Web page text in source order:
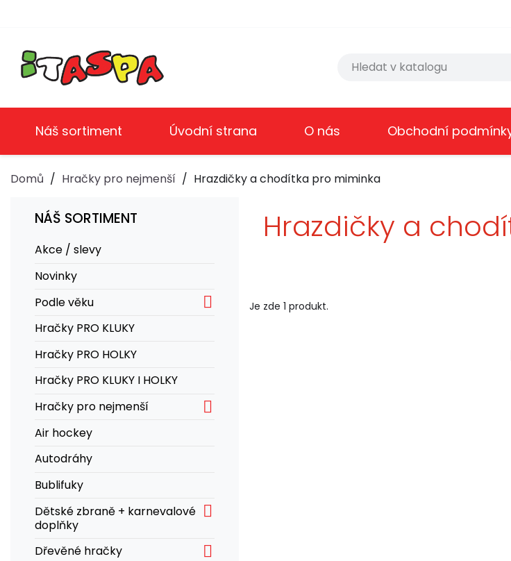
Náš sortiment Úvodní strana O nás Obchodní
Domů Hračky pro nejmenší Hrazdičky a chodítka pro miminka
NÁŠ SORTIMENT
Akce / slevy
Novinky
Podle věku

Hračky PRO KLUKY
Hračky PRO HOLKY
Hračky PRO KLUKY I HOLKY
Hračky pro nejmenší

Air hockey
Autodráhy
Bublifuky
Dětské zbraně + karnevalové
doplňky

Dřevěné hračky 
Hrazdičky a
Je zde 1 produkt.